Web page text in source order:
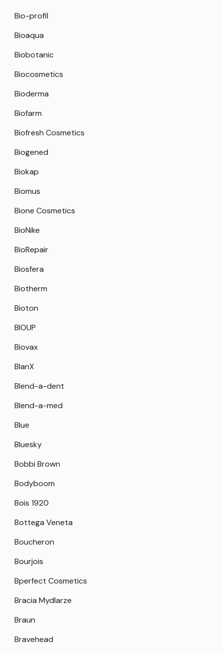
Bio-profil
Bioaqua
Biobotanic
Biocosmetics
Bioderma
Biofarm
Biofresh Cosmetics
Biogened
Biokap
Biomus
Bione Cosmetics
BioNike
BioRepair
Biosfera
Biotherm
Bioton
BIOUP
Biovax
BlanX
Blend-a-dent
Blend-a-med
Blue
Bluesky
Bobbi Brown
Bodyboom
Bois 1920
Bottega Veneta
Boucheron
Bourjois
Bperfect Cosmetics
Bracia Mydlarze
Braun
Bravehead